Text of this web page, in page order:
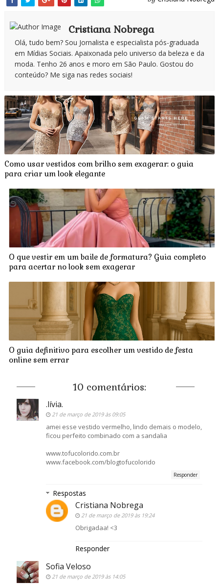
Cristiana Nobrega
Olá, tudo bem? Sou Jornalista e especialista pós-graduada
em Mídias Sociais. Apaixonada pelo universo da beleza e da
moda. Tenho 26 anos e moro em São Paulo. Gostou do
conteúdo? Me siga nas redes sociais!
Como usar vestidos com brilho sem exagerar: o guia
para criar um look elegante
O que vestir em um baile de formatura? Guia completo
para acertar no look sem exagerar
O guia definitivo para escolher um vestido de festa
online sem errar
10 comentários:
.lívia.
21 de março de 2019 às 09:05
amei esse vestido vermelho, lindo demais o modelo,
ficou perfeito combinado com a sandalia
www.tofucolorido.com.br
www.facebook.com/blogtofucolorido
Responder
Respostas
Cristiana Nobrega
21 de março de 2019 às 19:24
Obrigadaa! <3
Responder
Sofia Veloso
21 de março de 2019 às 14:05